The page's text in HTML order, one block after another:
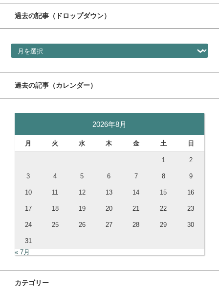
過去の記事（ドロップダウン）
過去の記事（カレンダー）
2026年8月
月 火 水 木 金 土 日
1 2
3 4 5 6 7 8 9
10 11 12 13 14 15 16
17 18 19 20 21 22 23
24 25 26 27 28 29 30
31
« 7月
カテゴリー